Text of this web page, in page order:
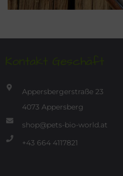
Kontakt Geschäft
Appersbergerstraße 23
4073 Appersberg
shop@pets-bio-world.at
+43 664 4117821